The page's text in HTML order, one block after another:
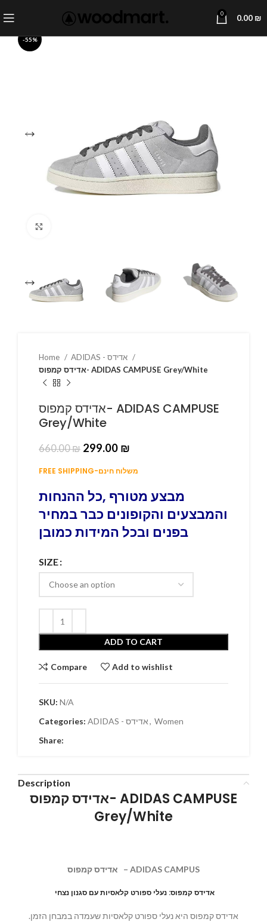
0 0.00 ₪
-55%
Home
אדידס קמפוס- ADIDAS CAMPUSE Grey/White
אדידס קמפוס- ADIDAS CAMPUSE
Grey/White
660.00₪ 299.00 ₪
FREE SHIPPING-משלוח חינם
מבצע מטורף ,כל ההנחות
והמבצעים והקופונים כבר במחיר
בפנים ובכל המידות כמובן
SIZE
ADD TO CART
Compare Add to wishlist
SKU: N/A
Categories:
ADIDAS - אדידס, Women
Share:
Description
אדידס קמפוס- ADIDAS CAMPUSE
Grey/White
– ADIDAS CAMPUS
אדידס קמפוס: נעלי ספורט קלאסיות עם סגנון נצחי
אדידס קמפוס היא נעלי ספורט קלאסיות שעמדה במבחן הזמן.